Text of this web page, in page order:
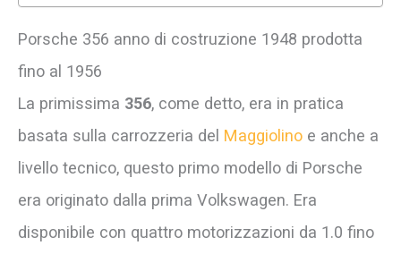
Porsche 356 anno di costruzione 1948 prodotta
fino al 1956
La primissima 356, come detto, era in pratica
basata sulla carrozzeria del Maggiolino e anche a
livello tecnico, questo primo modello di Porsche
era originato dalla prima Volkswagen. Era
disponibile con quattro motorizzazioni da 1.0 fino